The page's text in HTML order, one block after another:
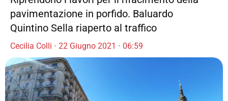
pavimentazione in porfido. Baluardo
Quintino Sella riaperto al traffico
Cecilia Colli 22 Giugno 2021 06:59